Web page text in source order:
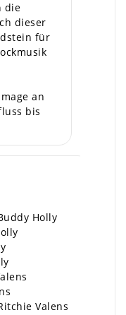
die
dieser
für
an
bis
Holly
Valens